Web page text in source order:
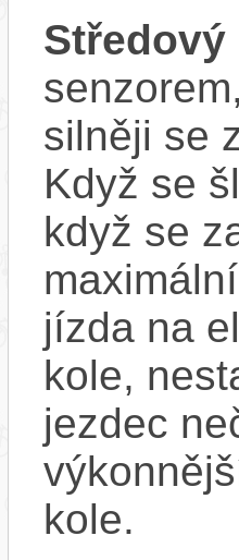
Středový
silněji se
Když se
když se
jízda na
kole,
jezdec
kole.